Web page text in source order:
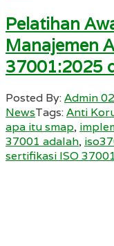
Pelatihan
Manajemen
37001:2025
Posted By:Admin 02
NewsTags:Anti
apa itu smap,
37001 adalah,
sertifikasi ISO 37001